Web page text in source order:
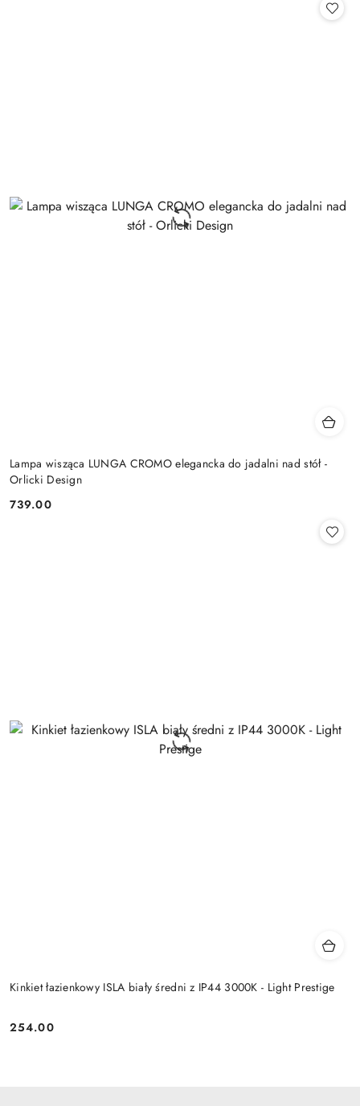
Lampa wisząca LUNGA CROMO elegancka do jadalni nad stół -
Orlicki Design
Cena:
739.00
Kinkiet łazienkowy ISLA biały średni z IP44 3000K - Light Prestige
Cena:
254.00